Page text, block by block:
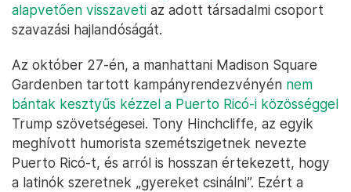
alapvetően visszaveti az adott társadalmi csoport
szavazási hajlandóságát.
Az október 27-én, a manhattani Madison Square
Gardenben tartott kampányrendezvényén nem
bántak kesztyűs kézzel a Puerto Ricó-i közösséggel
Trump szövetségesei. Tony Hinchcliffe, az egyik
meghívott humorista szemétszigetnek nevezte
Puerto Ricó-t, és arról is hosszan értekezett, hogy
a latinók szeretnek „gyereket csinálni”. Ezért a